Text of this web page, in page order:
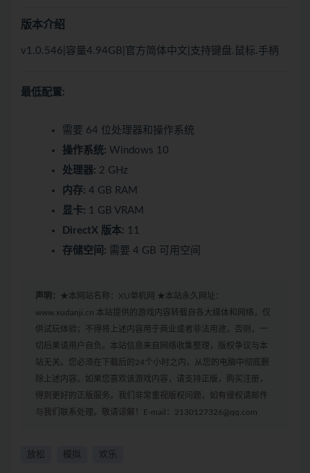
版本介绍
v1.0.546|容量4.94GB|官方简体中文|支持键盘.鼠标.手柄
最低配置:
需要 64 位处理器和操作系统
操作系统: Windows 10
处理器: 2 GHz
内存: 4 GB RAM
显卡: 1 GB VRAM
DirectX 版本: 11
存储空间: 需要 4 GB 可用空间
声明： ★本网站名称：XU单机网 ★本站永久网址：
www.xudanji.cn 本站提供的游戏内容转载自各大媒体和网络，仅
供试玩体验；不得将上述内容用于商业或者非法用途，否则，一
切后果请用户自负。本站信息来自网络收集整理，版权争议与本
站无关。您必须在下载后的24个小时之内，从您的电脑中彻底删
除上述内容。如果您喜欢该游戏内容，请支持正版，购买注册，
得到更好的正版服务。我们非常重视版权问题，如有侵权请邮件
与我们联系处理。敬请谅解！E-mail：2130127326@qq.com
放松 模拟 欢乐